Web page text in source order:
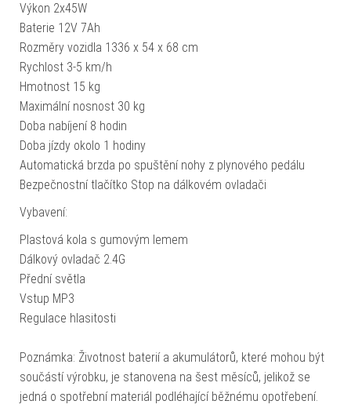
Výkon 2x45W
Baterie 12V 7Ah
Rozměry vozidla 1336 x 54 x 68 cm
Rychlost 3-5 km/h
Hmotnost 15 kg
Maximální nosnost 30 kg
Doba nabíjení 8 hodin
Doba jízdy okolo 1 hodiny
Automatická brzda po spuštění nohy z plynového pedálu
Bezpečnostní tlačítko Stop na dálkovém ovladači
Vybavení:
Plastová kola s gumovým lemem
Dálkový ovladač 2.4G
Přední světla
Vstup MP3
Regulace hlasitosti
Poznámka: Životnost baterií a akumulátorů, které mohou být
součástí výrobku, je stanovena na šest měsíců, jelikož se
jedná o spotřební materiál podléhající běžnému opotřebení.